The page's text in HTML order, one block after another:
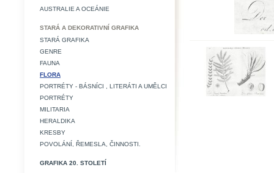
AUSTRALIE A OCEÁNIE
STARÁ A DEKORATIVNÍ GRAFIKA
STARÁ GRAFIKA
GENRE
FAUNA
FLORA
PORTRÉTY - BÁSNÍCI , LITERÁTI A UMĚLCI
PORTRÉTY
MILITARIA
HERALDIKA
KRESBY
POVOLÁNÍ, ŘEMESLA, ČINNOSTI.
GRAFIKA 20. STOLETÍ